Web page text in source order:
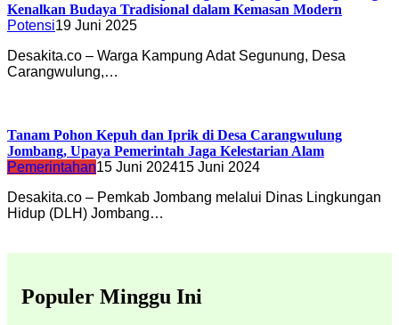
Kenalkan Budaya Tradisional dalam Kemasan Modern
Potensi19 Juni 2025
Desakita.co – Warga Kampung Adat Segunung, Desa
Carangwulung,…
Tanam Pohon Kepuh dan Iprik di Desa Carangwulung
Jombang, Upaya Pemerintah Jaga Kelestarian Alam
Pemerintahan15 Juni 202415 Juni 2024
Desakita.co – Pemkab Jombang melalui Dinas Lingkungan
Hidup (DLH) Jombang…
Populer Minggu Ini